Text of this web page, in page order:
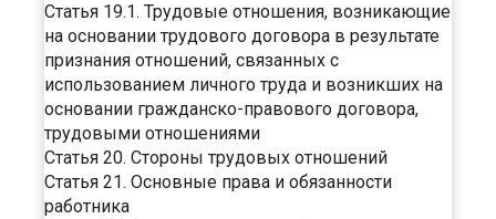
Статья 19.1. Трудовые отношения, возникающие
на основании трудового договора в результате
признания отношений, связанных с
использованием личного труда и возникших на
основании гражданско-правового договора,
трудовыми отношениями
Статья 20. Стороны трудовых отношений
Статья 21. Основные права и обязанности
работника